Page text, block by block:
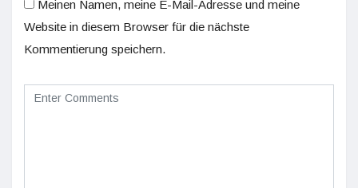
Meinen Namen, meine E-Mail-Adresse und meine
Website in diesem Browser für die nächste
Kommentierung speichern.